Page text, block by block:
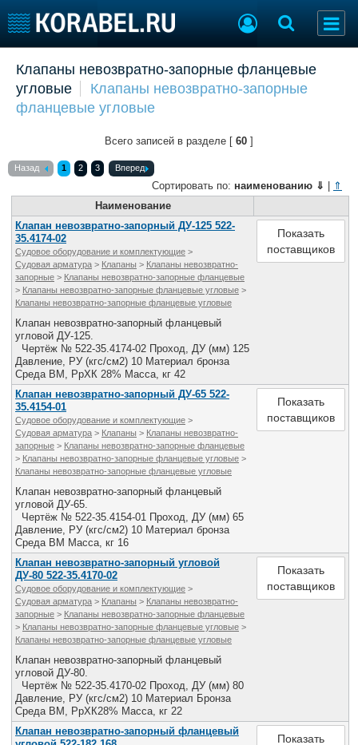
Судостроение
Пульс
Репутация
Журнал
Реклама
Торговая площадка
Доска объявлений
Оборудование
Изделия
Материалы
Услуги
Конференции
Выставки и семинары
Личности
Словарь
Флот
Галерея флота
Форум
Отзывы
Все службы
Клапаны невозвратно-запорные фланцевые
угловые
Клапаны невозвратно-запорные
фланцевые угловые
Всего записей в разделе [ 60 ]
Назад 1 2 3 Вперед
Сортировать по: наименованию ⇓
⇑
Наименование
Клапан невозвратно-запорный ДУ-125 522-
35.4174-02
Судовое оборудование и комплектующие >
Судовая арматура > Клапаны > Клапаны невозвратно-
запорные > Клапаны невозвратно-запорные фланцевые
> Клапаны невозвратно-запорные фланцевые угловые >
Клапаны невозвратно-запорные фланцевые угловые
Клапан невозвратно-запорный фланцевый
угловой ДУ-125.
Чертёж № 522-35.4174-02 Проход, ДУ (мм) 125
Давление, РУ (кгс/см2) 10 Материал бронза
Среда ВМ, РрХК 28% Масса, кг 42
Показать
поставщиков
Клапан невозвратно-запорный ДУ-65 522-
35.4154-01
Судовое оборудование и комплектующие >
Судовая арматура > Клапаны > Клапаны невозвратно-
запорные > Клапаны невозвратно-запорные фланцевые
> Клапаны невозвратно-запорные фланцевые угловые >
Клапаны невозвратно-запорные фланцевые угловые
Клапан невозвратно-запорный фланцевый
угловой ДУ-65.
Чертёж № 522-35.4154-01 Проход, ДУ (мм) 65
Давление, РУ (кгс/см2) 10 Материал бронза
Среда ВМ Масса, кг 16
Показать
поставщиков
Клапан невозвратно-запорный угловой
ДУ-80 522-35.4170-02
Судовое оборудование и комплектующие >
Судовая арматура > Клапаны > Клапаны невозвратно-
запорные > Клапаны невозвратно-запорные фланцевые
> Клапаны невозвратно-запорные фланцевые угловые >
Клапаны невозвратно-запорные фланцевые угловые
Клапан невозвратно-запорный фланцевый
угловой ДУ-80.
Чертёж № 522-35.4170-02 Проход, ДУ (мм) 80
Давление, РУ (кгс/см2) 10 Материал Бронза
Среда ВМ, РрХК28% Масса, кг 22
Показать
поставщиков
Клапан невозвратно-запорный фланцевый
Показать